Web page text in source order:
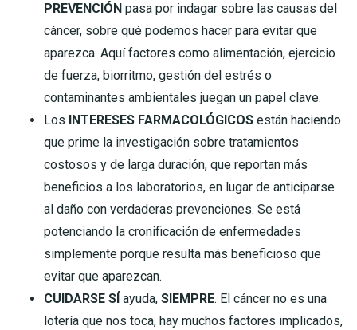
PREVENCIÓN pasa por indagar sobre las causas del
cáncer, sobre qué podemos hacer para evitar que
aparezca. Aquí factores como alimentación, ejercicio
de fuerza, biorritmo, gestión del estrés o
contaminantes ambientales juegan un papel clave.
Los INTERESES FARMACOLÓGICOS están haciendo
que prime la investigación sobre tratamientos
costosos y de larga duración, que reportan más
beneficios a los laboratorios, en lugar de anticiparse
al daño con verdaderas prevenciones. Se está
potenciando la cronificación de enfermedades
simplemente porque resulta más beneficioso que
evitar que aparezcan.
CUIDARSE SÍ ayuda, SIEMPRE. El cáncer no es una
lotería que nos toca, hay muchos factores implicados,